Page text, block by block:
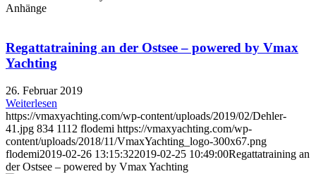
Anhänge
Regattatraining an der Ostsee – powered by Vmax
Yachting
26. Februar 2019
Weiterlesen
https://vmaxyachting.com/wp-content/uploads/2019/02/Dehler-
41.jpg 834 1112 flodemi https://vmaxyachting.com/wp-
content/uploads/2018/11/VmaxYachting_logo-300x67.png
flodemi2019-02-26 13:15:322019-02-25 10:49:00Regattatraining an
der Ostsee – powered by Vmax Yachting